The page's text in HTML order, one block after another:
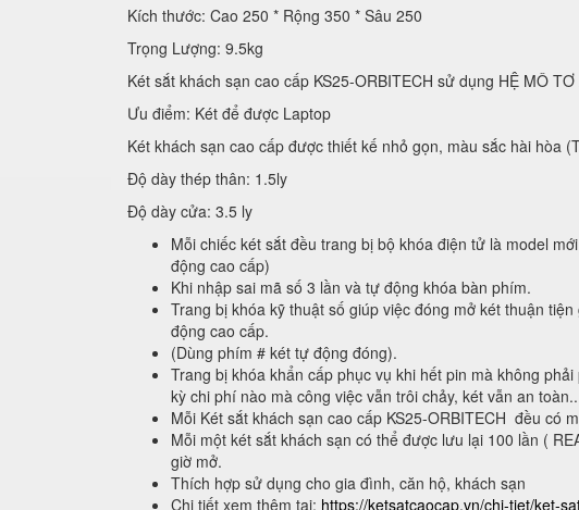
Kích thước: Cao 250 * Rộng 350 * Sâu 250
Trọng Lượng: 9.5kg
Két sắt khách sạn cao cấp KS25-ORBITECH sử dụng HỆ MÔ
Ưu điểm: Két để được Laptop
Két khách sạn cao cấp được thiết kế nhỏ gọn, màu sắc hài hòa
Độ dày thép thân: 1.5ly
Độ dày cửa: 3.5 ly
Mỗi chiếc két sắt đều trang bị bộ khóa điện tử là model
động cao cấp)
Khi nhập sai mã số 3 lần và tự động khóa bàn phím.
Trang bị khóa kỹ thuật số giúp việc đóng mở két thuận
động cao cấp.
(Dùng phím # két tự động đóng).
Trang bị khóa khẩn cấp phục vụ khi hết pin mà không
kỳ chi phí nào mà công việc vẫn trôi chảy, két vẫn an toàn..
Mỗi Két sắt khách sạn cao cấp KS25-ORBITECH đều có
Mỗi một két sắt khách sạn có thể được lưu lại 100 lần (
giờ mở.
Thích hợp sử dụng cho gia đình, căn hộ, khách sạn
Chi tiết xem thêm tại: https://ketsatcaocap.vn/chi-tiet/ket-